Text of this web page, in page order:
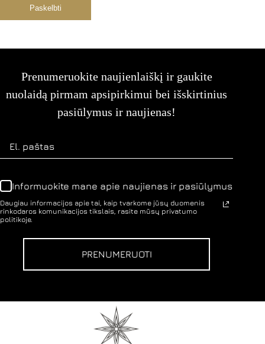
Paskelbti
Prenumeruokite naujienlaiškį ir gaukite
nuolaidą pirmam apsipirkimui bei išskirtinius
pasiūlymus ir naujienas!
Informuokite mane apie naujienas ir pasiūlymus
Daugiau informacijos apie tai, kaip tvarkome jūsų duomenis
rinkodaros komunikacijos tikslais, rasite mūsų privatumo
politikoje.
PRENUMERUOTI